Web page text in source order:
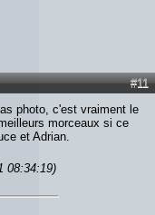
#11
photo, c'est vraiment le
morceaux si ce
et Adrian.
08:34:19)